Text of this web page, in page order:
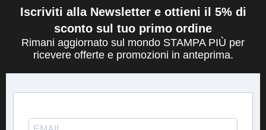
Iscriviti alla Newsletter e ottieni il 5% di
sconto sul tuo primo ordine
Rimani aggiornato sul mondo STAMPA PIÙ per
ricevere offerte e promozioni in anteprima.